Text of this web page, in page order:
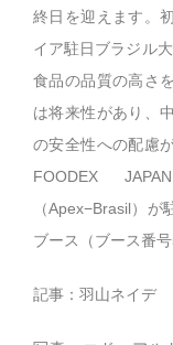
終日を迎えます。
イア駐日ブラジル
食品の品質の高さ
は将来性があり、
の安全性への配慮
FOODEX
（Apex−Brasil）
ブース（ブース番
記事：羽山ネイデ